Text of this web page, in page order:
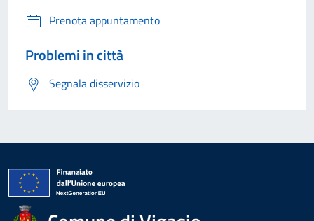
Prenota appuntamento
Problemi in città
Segnala disservizio